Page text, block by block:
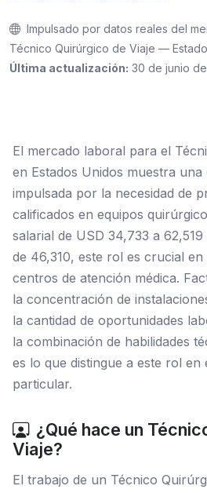
Impulsado por datos reales del
Técnico Quirúrgico de Viaje —
Última actualización: 30 de junio
El mercado laboral para el
en Estados Unidos muestra una
impulsada por la necesidad de
calificados en equipos
salarial de USD 34,733 a
de 46,310, este rol es crucial
centros de atención médica.
la concentración de
la cantidad de oportunidades
la combinación de habilidades
es lo que distingue a este rol en
particular.
¿Qué hace un
Viaje?
El trabajo de un Técnico